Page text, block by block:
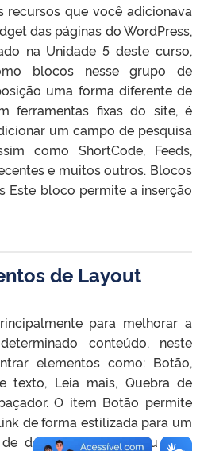
recursos que você adicionava
das páginas do WordPress,
na Unidade 5 deste curso,
blocos nesse grupo de
uma forma diferente de
ferramentas fixas do site, é
um campo de pesquisa
como ShortCode, Feeds,
e muitos outros. Blocos
Este bloco permite a inserção
de Layout
para melhorar a
conteúdo, neste
elementos como: Botão,
texto, Leia mais, Quebra de
O item Botão permite
de forma estilizada para um
dentro da página ou para